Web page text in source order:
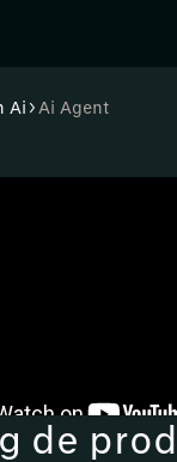
Ai Ai Agent
de